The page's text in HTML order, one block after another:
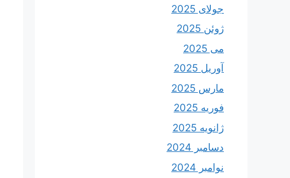
جولای 2025
ژوئن 2025
می 2025
آوریل 2025
مارس 2025
فوریه 2025
ژانویه 2025
دسامبر 2024
نوامبر 2024